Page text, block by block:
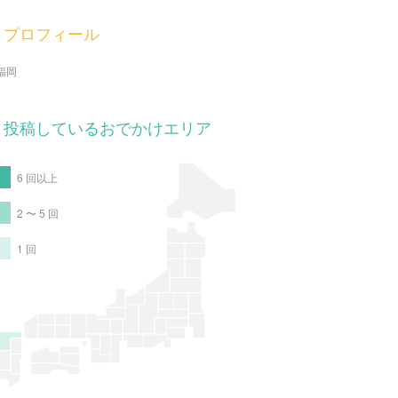
プロフィール
岡
投稿しているおでかけエリア
6 回以上
2 〜 5 回
1 回